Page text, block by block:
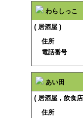
わらしっこ
( 居酒屋 )
住所
電話番号
あい田
( 居酒屋，飲食
住所